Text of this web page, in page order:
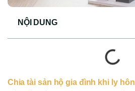
NỘI DUNG
Chia tài sản hộ gia đình khi ly hôn